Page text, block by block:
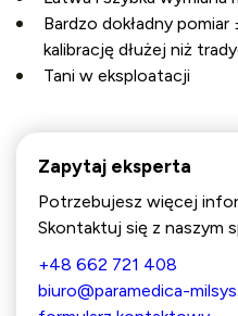
Bardzo dokładny
kalibrację dłużej niż
Tani w eksploatacji
Zapytaj eksperta
Potrzebujesz więcej
Skontaktuj się z naszym
+48 662 721 408
biuro@paramedica-